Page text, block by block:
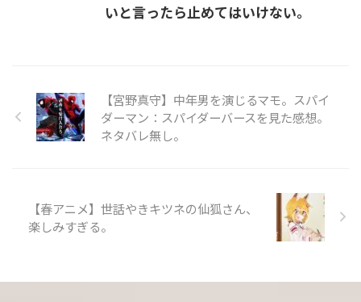
いと言ったら止めてはいけない。
【宮野真守】中年男を演じるマモ。スパイ
ダーマン：スパイダーバースを見た感想。
ネタバレ無し。
【春アニメ】世話やきキツネの仙狐さん、
楽しみすぎる。